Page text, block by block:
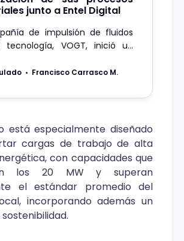
junto a Entel Digital
de impulsión de fluidos
VOGT, inició un
Digital, para modernizar
gestionada IoT y analítica
Francisco Carrasco M.
está especialmente diseñado
cargas de trabajo de alta
con capacidades que
los 20 MW y superan
el estándar promedio del
incorporando además un